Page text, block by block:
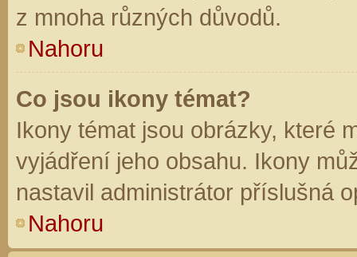
z mnoha různých důvodů.
Nahoru
Co jsou ikony témat?
Ikony témat jsou obrázky, které
vyjádření jeho obsahu. Ikony
nastavil administrátor příslušná
Nahoru